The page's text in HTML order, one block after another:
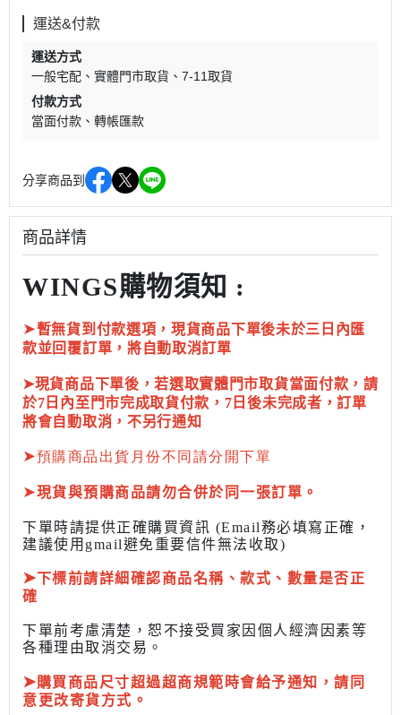
運送&付款
運送方式
一般宅配
實體門市取貨
7-11取貨
付款方式
當面付款
轉帳匯款
分享商品到
商品詳情
WINGS購物須知 :
➤暫無貨到付款選項，現貨商品下單後未於三日內匯
款並回覆訂單，將自動取消訂單
➤現貨商品下單後，若選取實體門市取貨當面付款，請
於7日內至門市完成取貨付款，7日後未完成者，訂單
將會自動取消，不另行通知
➤預購商品出貨月份不同請分開下單
➤現貨與預購商品請勿合併於同一張訂單。
下單時請提供正確購買資訊 (Email務必填寫正確，
建議使用gmail避免重要信件無法收取)
➤下標前請詳細確認商品名稱、款式、數量是否正
確
下單前考慮清楚，恕不接受買家因個人經濟因素等
各種理由取消交易。
➤購買商品尺寸超過超商規範時會給予通知，請同
意更改寄貨方式。